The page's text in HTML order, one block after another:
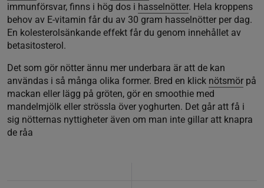
immunförsvar, finns i hög dos i hasselnötter. Hela kroppens
behov av E-vitamin får du av 30 gram hasselnötter per dag.
En kolesterolsänkande effekt får du genom innehållet av
betasitosterol.
Det som gör nötter ännu mer underbara är att de kan
användas i så många olika former. Bred en klick nötsmör på
mackan eller lägg på gröten, gör en smoothie med
mandelmjölk eller strössla över yoghurten. Det går att få i
sig nötternas nyttigheter även om man inte gillar att knapra
de råa